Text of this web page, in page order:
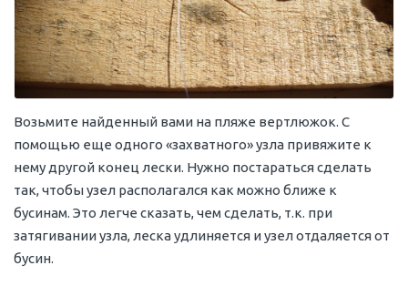
Возьмите найденный вами на пляже вертлюжок. С
помощью еще одного «захватного» узла привяжите к
нему другой конец лески. Нужно постараться сделать
так, чтобы узел располагался как можно ближе к
бусинам. Это легче сказать, чем сделать, т.к. при
затягивании узла, леска удлиняется и узел отдаляется от
бусин.